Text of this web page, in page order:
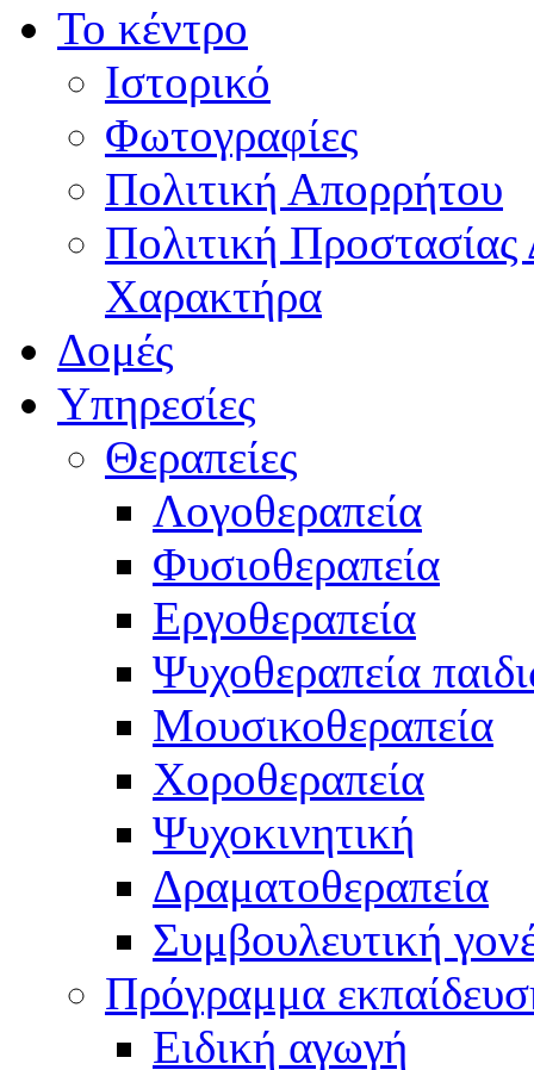
Το κέντρο
Ιστορικό
Φωτογραφίες
Πολιτική Απορρήτου
Πολιτική
Χαρακτήρα
Δομές
Υπηρεσίες
Θεραπείες
Λογοθεραπεία
Φυσιοθεραπεία
Εργοθεραπεία
Ψυχοθεραπεία
Μουσικοθεραπεία
Χοροθεραπεία
Ψυχοκινητική
Δραματοθεραπεία
Συμβουλευτική
Πρόγραμμα
Ειδική αγωγή